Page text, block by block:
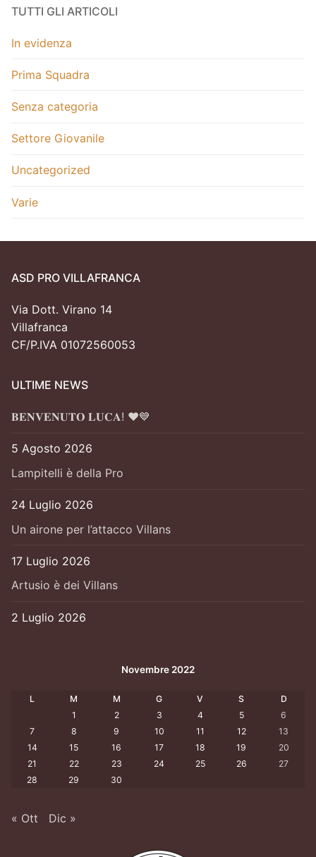
TUTTI GLI ARTICOLI
In evidenza
Prima Squadra
Senza categoria
Settore Giovanile
Uncategorized
Varie
ASD PRO VILLAFRANCA
Via Dott. Virano 14
Villafranca
CF/P.IVA 01072560053
ULTIME NEWS
𝐁𝐄𝐍𝐕𝐄𝐍𝐔𝐓𝐎 𝐋𝐔𝐂𝐀! ❤️💙
5 Agosto 2026
Lampitelli è della Pro
24 Luglio 2026
Un airone per l’attacco Villans
17 Luglio 2026
Artusio è dei Villans
2 Luglio 2026
Novembre 2022
L M M G V S
D
1
2 3 4 5
6
7
8 9 10 11 12
13
14
15 16 17 18 19
20
21
22 23 24 25 26
27
28
29 30
« Ott Dic »